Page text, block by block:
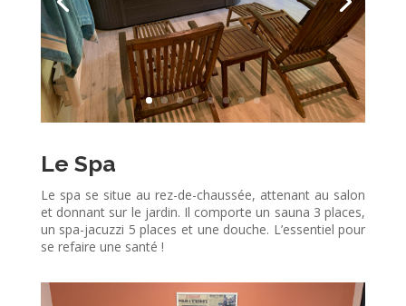
Le Spa
Le spa se situe au rez-de-chaussée, attenant au salon
et donnant sur le jardin. Il comporte un sauna 3 places,
un spa-jacuzzi 5 places et une douche. L’essentiel pour
se refaire une santé !